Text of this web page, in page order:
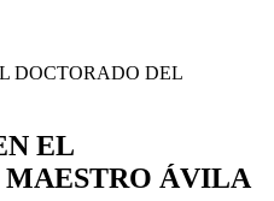
DOCTORADO DEL
EL
ÁVILA